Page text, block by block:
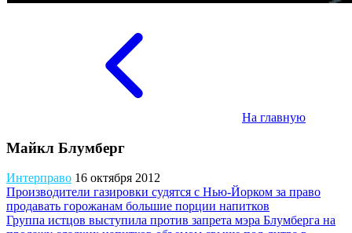
На главную
Майкл Блумберг
Интерправо 16 октября 2012
Производители газировки судятся с Нью-Йорком за право
продавать горожанам большие порции напитков
Группа истцов выступила против запрета мэра Блумберга на